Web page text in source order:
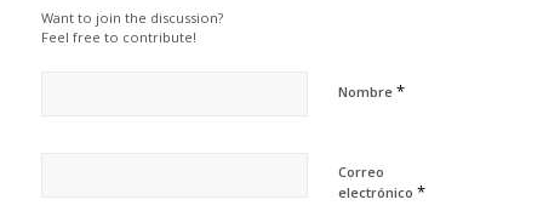
Want to join the discussion?
Feel free to contribute!
Nombre *
Correo
electrónico *